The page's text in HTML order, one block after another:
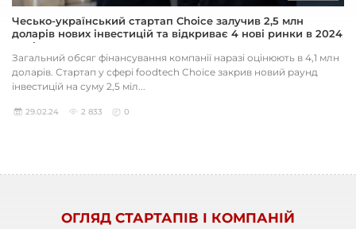
Чесько-український стартап Choice залучив 2,5 млн
доларів нових інвестицій та відкриває 4 нові ринки в 2024
році
Загальний обсяг фінансування компанії наразі оцінюють в 4,1 млн
доларів. Стартап у сфері foodtech Choice закрив новий раунд
інвестицій на суму 2,5 міл...
29.02.24 2 833 0
ОГЛЯД СТАРТАПІВ І КОМПАНІЙ